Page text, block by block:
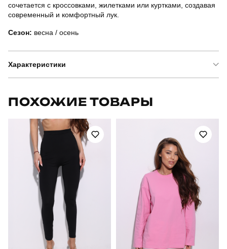
сочетается с кроссовками, жилетками или куртками, создавая
современный и комфортный лук.
Сезон: весна / осень
Характеристики
Призначення для повсякденного носіння
повсякденний
весна-осінь
Склад тканини 80% бавовна, 15% поліестер, 5% еластан
Країна - виробник
ПОХОЖИЕ ТОВАРЫ